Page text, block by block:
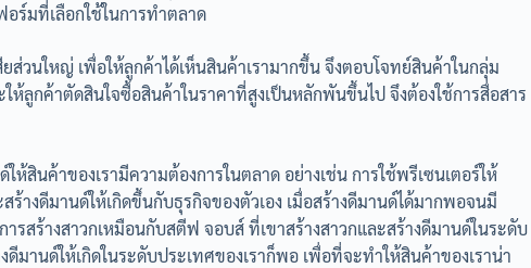
ร์มที่เลือกใช้ในการทำตลาด
ส่วนใหญ่ เพื่อให้ลูกค้าได้เห็นสินค้าเรามากขึ้น จึงตอบโจทย์สินค้าในกลุ่ม
ลูกค้าตัดสินใจซื้อสินค้าในราคาที่สูงเป็นหลักพันขึ้นไป จึงต้องใช้การสื่อสาร
ห้สินค้าของเรามีความต้องการในตลาด อย่างเช่น การใช้พรีเซนเตอร์ให้
างดีมานด์ให้เกิดขึ้นกับธุรกิจของตัวเอง เมื่อสร้างดีมานด์ได้มากพอจนมี
ารสร้างสาวกเหมือนกับสตีฟ จอบส์ ที่เขาสร้างสาวกและสร้างดีมานด์ในระดับ
ดีมานด์ให้เกิดในระดับประเทศของเราก็พอ เพื่อที่จะทำให้สินค้าของเราน่า